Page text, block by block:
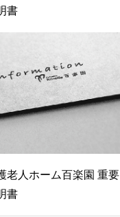
書
老人ホーム百楽園 重要
書